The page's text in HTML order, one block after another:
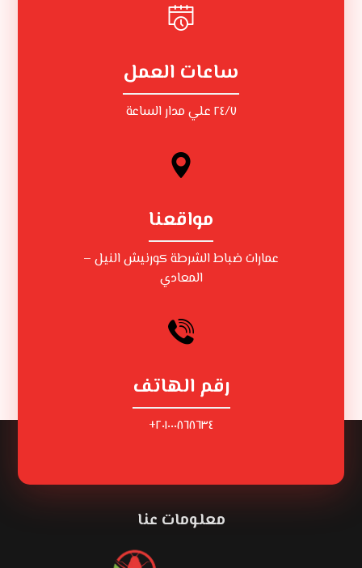
ساعات العمل
٢٤/٧ علي مدار الساعة
مواقعنا
عمارات ضباط الشرطة كورنيش النيل –
المعادي
رقم الهاتف
٢٠١٠٠٠٨٦٨٦٣٤+
معلومات عنا